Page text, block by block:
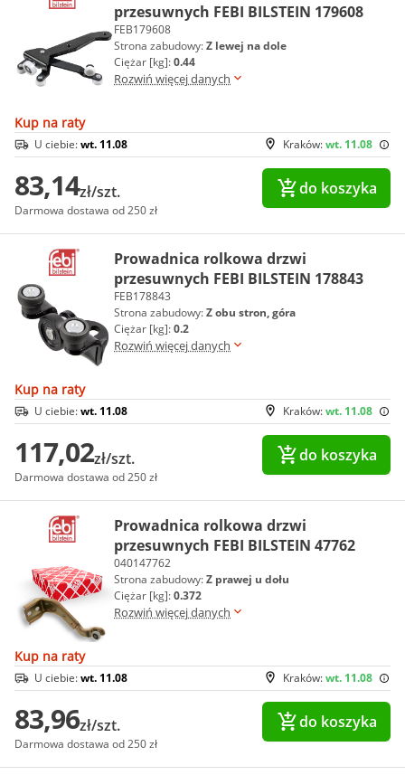
przesuwnych FEBI BILSTEIN 179608
FEB179608
Strona zabudowy:Z lewej na dole
Ciężar [kg]:0.44
Rozwiń więcej danych
Kup na raty
Kraków:wt. 11.08
U ciebie:wt. 11.08
83,14zł/szt.
Darmowa dostawa od 250 zł
do koszyka
Prowadnica rolkowa drzwi
przesuwnych FEBI BILSTEIN 178843
FEB178843
Strona zabudowy:Z obu stron, góra
Ciężar [kg]:0.2
Rozwiń więcej danych
Kup na raty
Kraków:wt. 11.08
U ciebie:wt. 11.08
117,02zł/szt.
Darmowa dostawa od 250 zł
do koszyka
Prowadnica rolkowa drzwi
przesuwnych FEBI BILSTEIN 47762
040147762
Strona zabudowy:Z prawej u dołu
Ciężar [kg]:0.372
Rozwiń więcej danych
Kup na raty
Kraków:wt. 11.08
U ciebie:wt. 11.08
83,96zł/szt.
Darmowa dostawa od 250 zł
do koszyka